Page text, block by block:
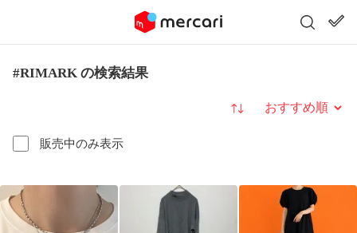
#RIMARK の検索結果
販売中のみ表示
並び替え